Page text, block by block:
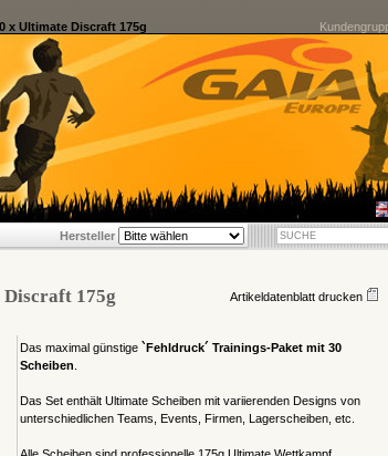
x Ultimate Discraft 175g
Hersteller
175g Artikeldatenblatt drucken
Das maximal günstige `Fehldruck´ Trainings-Paket mit 30
Scheiben
Das Set enthält Ultimate Scheiben mit variierenden Designs von
unterschiedlichen Teams, Events, Firmen, Lagerscheiben, etc.